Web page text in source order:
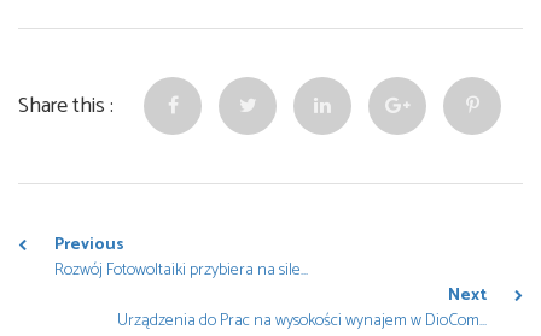
Share this :
Previous
Rozwój Fotowoltaiki przybiera na sile...
Next
Urządzenia do Prac na wysokości wynajem w DioCom...